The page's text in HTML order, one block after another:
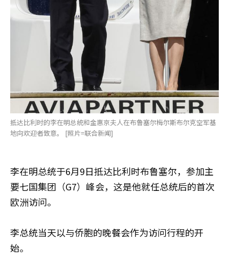
抵达比利时的李在明总统和金惠京夫人在布鲁塞尔梅尔斯布尔克空军基
地向欢迎者致意。 [照片=联合新闻]
李在明总统于6月9日抵达比利时布鲁塞尔，参加主
要七国集团（G7）峰会，这是他就任总统后的首次
欧洲访问。
李总统当天以与侨胞的晚餐会作为访问行程的开
始。